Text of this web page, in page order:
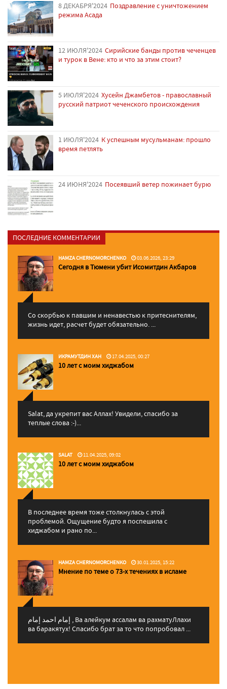
8 ДЕКАБРЯ'2024 Поздравление с уничтожением
режима Асада
12 ИЮЛЯ'2024 Сирийские банды против чеченцев
и турок в Вене: кто и что за этим стоит?
5 ИЮЛЯ'2024 Хусейн Джамбетов - православный
русский патриот чеченского происхождения
1 ИЮЛЯ'2024 К успешным мусульманам: прошло
время петлять
24 ИЮНЯ'2024 Посеявший ветер пожинает бурю
ПОСЛЕДНИЕ КОММЕНТАРИИ
HAMZA CHERNOMORCHENKO 03.06.2026, 23:29
Сегодня в Тюмени убит Исомитдин Акбаров
Со скорбью к павшим и ненавестью к притеснителям,
жизнь идет, расчет будет обязательно. ...
ИКРАМУТДИН ХАН 17.04.2025, 00:27
10 лет с моим хиджабом
Salat, да укрепит вас Аллаx! Увидели, спасибо за
теплые слова :-)...
SALAT 11.04.2025, 09:02
10 лет с моим хиджабом
В последнее время тоже столкнулась с этой
проблемой. Ощущение будто я поспешила с
хиджабом и рано по...
HAMZA CHERNOMORCHENKO 30.01.2025, 15:22
Мнение по теме о 73-х течениях в исламе
إمام احمد إمام , Ва алейкум ассалам ва рахматуЛлахи
ва баракятух! Спасибо брат за то что попробовал ...